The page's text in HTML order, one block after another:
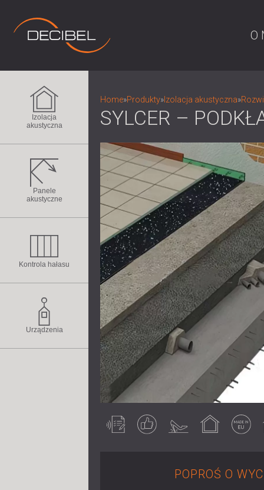
O
Izolacja
akustyczna
Panele
akustyczne
Kontrola hałasu
Urządzenia
Home»Produkty» Izolacja akustyczna»
SYLCER –
akustycznie
wynik
pomieszczeniach
POPROŚ O